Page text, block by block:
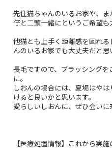
先住猫ちゃんのいるお家や、
仔と二頭一緒にというご希望も
他猫とも上手く距離感を図れ
んのいるお家でも大丈夫だと思
長毛ですので、ブラッシング
に。
しおんの場合には、夏場はや
けると良いかと思います。
愛らしいしおんに、ぜひ会い
【医療処置情報】これから実